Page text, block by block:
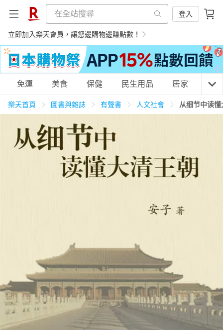
登入
立即加入樂天會員，讓您邊購物邊賺點數！
購物網分類
天天免運 美食蛋糕
3C家電 運動休閒 親子玩具
化妝保養 情趣用品
日本購物
HOT
免運 美食 保健 民生用品 居家 3C
樂天首頁 圖書與雜誌 有聲書 人文社會 从细节中读